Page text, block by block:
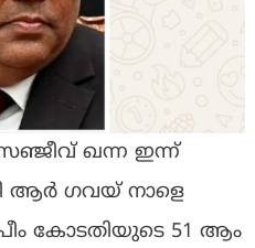
ഖന്ന ഇന്ന്
ആർ ഗവയ് നാളെ
കോടതിയുടെ 51 ആം